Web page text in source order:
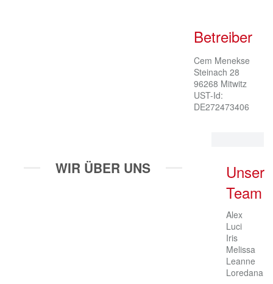
Betreiber
Cem Menekse
Steinach 28
96268 Mitwitz
UST-Id:
DE272473406
Unser
Team
Alex
Luci
Iris
Melissa
Leanne
Loredana
WIR ÜBER UNS